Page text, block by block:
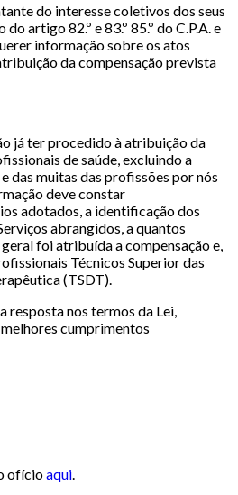
do interesse coletivos dos seus
artigo 82.º e 83.º 85.º do C.P.A. e
informação sobre os atos
da compensação prevista
já ter procedido à atribuição da
de saúde, excluindo a
das muitas das profissões por nós
deve constar
adotados, a identificação dos
abrangidos, a quantos
foi atribuída a compensação e,
Técnicos Superior das
(TSDT).
resposta nos termos da Lei,
cumprimentos
ofícioaqui